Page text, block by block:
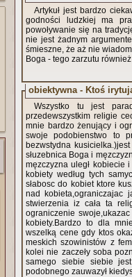
Artykuł jest bardzo
godności ludzkiej ma prawo zostać kim zechce, stąd między innymi kapłaństwo kobiet, a
powoływanie się na
nie jest żadnym
śmieszne, że aż nie wiadomo, jak je
Boga - tego
obiektywna - Ktoś
Wszystko tu jest
przedewszystkim religie
mnie bardzo żenujący i
swoje podobienstwo to
bezwstydna
słuzebnica Boga i
męzczyzna uległ kobiecie
kobiety według tych
słabosc do kobiet ktore
nad kobieta,ograniczajac
stwierzenia iz cała ta
ograniczenie
kobiety.Bardzo to dla
wszelką cene gdy ktos
meskich szowinistów z
kolei nie zaczeły soba
samego siebie siebie
podobnego zauwazył